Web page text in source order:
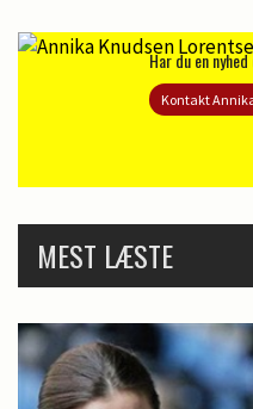
Har du en
Kontakt
MEST LÆSTE